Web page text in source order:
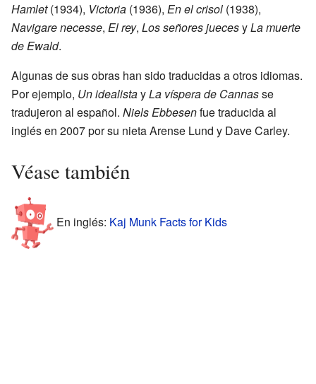
Hamlet(1934), Victoria (1936), En el crisol (1938),
Navigare necesse, El rey, Los señores juecesyLa muerte
de Ewald.
Algunas de sus obras han sido traducidas a otros idiomas.
Por ejemplo, Un idealistayLa víspera de Cannasse
tradujeron al español. Niels Ebbesenfue traducida al
inglés en 2007 por su nieta Arense Lund y Dave Carley.
Véase también
En inglés: Kaj Munk Facts for Kids